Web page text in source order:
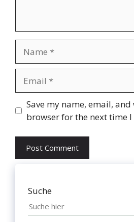
Website
Save my name, email,
browser for the next time
Suche